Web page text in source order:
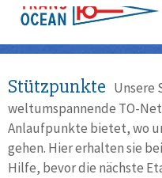
Stützpunkte Unsere
weltumspannende TO-
Anlaufpunkte bietet, wo
gehen. Hier erhalten sie
Hilfe, bevor die nächste